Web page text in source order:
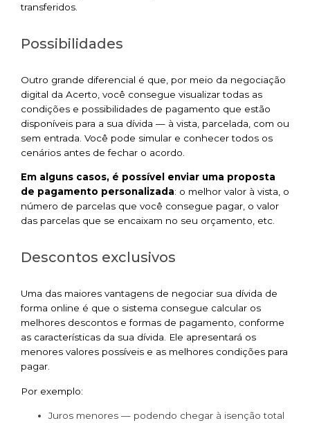
transferidos.
Possibilidades
Outro grande diferencial é que, por meio da negociação
digital da Acerto, você consegue visualizar todas as
condições e possibilidades de pagamento que estão
disponíveis para a sua dívida — à vista, parcelada, com ou
sem entrada. Você pode simular e conhecer todos os
cenários antes de fechar o acordo.
Em alguns casos, é possível enviar uma proposta
de pagamento personalizada: o melhor valor à vista, o
número de parcelas que você consegue pagar, o valor
das parcelas que se encaixam no seu orçamento, etc.
Descontos exclusivos
Uma das maiores vantagens de negociar sua dívida de
forma online é que o sistema consegue calcular os
melhores descontos e formas de pagamento, conforme
as características da sua dívida. Ele apresentará os
menores valores possíveis e as melhores condições para
pagar.
Por exemplo:
Juros menores — podendo chegar à isenção total